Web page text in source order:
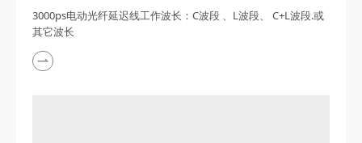
3000ps电动光纤延迟线工作波长：C波段 、L波段、 C+L波段.或
其它波长